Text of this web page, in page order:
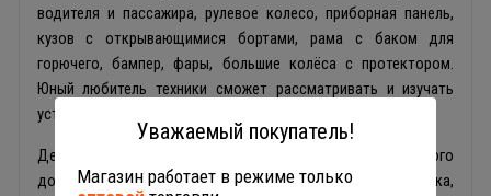
водителя и пассажира, рулевое колесо, приборная панель,
кузов с открывающимися бортами, рама с баком для
горючего, бампер, фары, большие колёса с протектором.
Юный любитель техники сможет рассматривать и изучать
устройство автомобиля.
Детский игрушечный грузовик изготовлен из прочного
долговечного современного материала - пластика,
Уважаемый покупатель!
Магазин работает в режиме только